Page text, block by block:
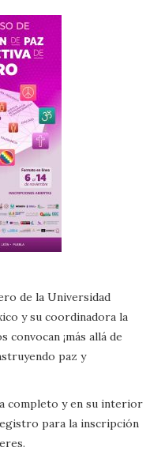
de la Universidad
y su coordinadora la
convocan ¡más allá de
paz y
completo y en su interior
para la inscripción